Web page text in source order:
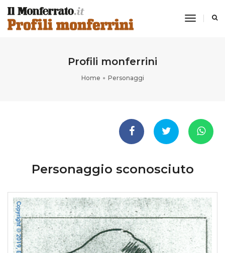
toggle
Profili monferrini
Home Personaggi
Personaggio sconosciuto